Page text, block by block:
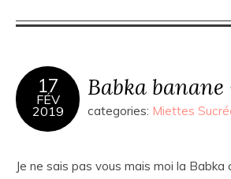
17
FÉV
2019
Babka
categories: Miettes
Je ne sais pas vous mais moi la Babka